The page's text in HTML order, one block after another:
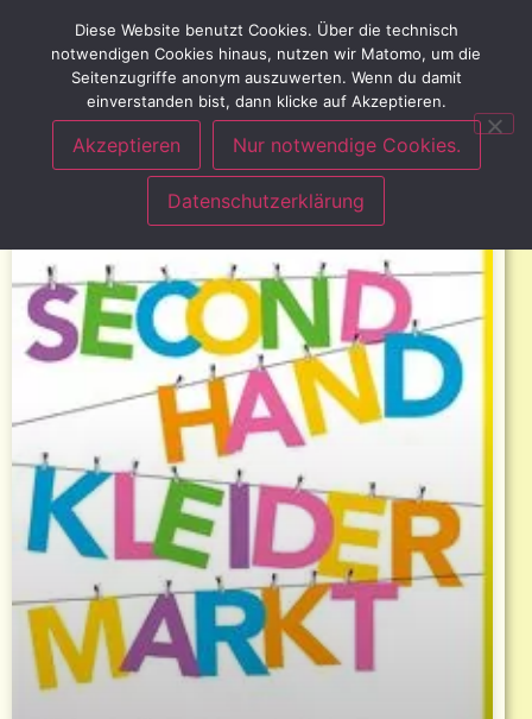
Diese Website benutzt Cookies. Über die technisch
notwendigen Cookies hinaus, nutzen wir Matomo, um die
Seitenzugriffe anonym auszuwerten. Wenn du damit
einverstanden bist, dann klicke auf Akzeptieren.
Akzeptieren Nur notwendige Cookies.
Datenschutzerklärung